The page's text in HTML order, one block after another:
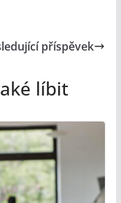
příspěvek
líbit